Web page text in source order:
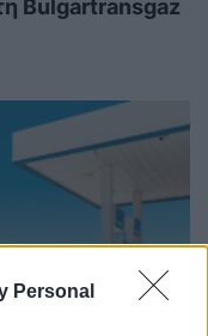
Personal
Bulgartransgaz